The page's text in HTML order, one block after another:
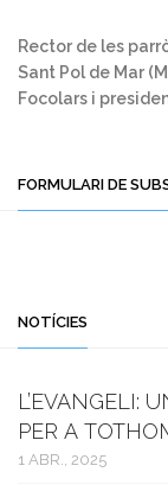
Rector de les
Sant Pol de Mar
Focolars i
FORMULARI DE
NOTÍCIES
L’EVANGELI:
PER A
1 ABR., 2025